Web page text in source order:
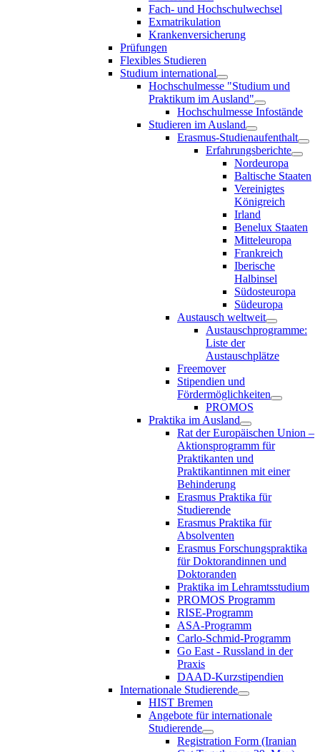
Fach- und Hochschulwechsel
Exmatrikulation
Krankenversicherung
Prüfungen
Flexibles Studieren
Studium international
Hochschulmesse "Studium und
Praktikum im Ausland"
Hochschulmesse Infostände
Studieren im Ausland
Erasmus-Studienaufenthalt
Erfahrungsberichte
Nordeuropa
Baltische Staaten
Vereinigtes
Königreich
Irland
Benelux Staaten
Mitteleuropa
Frankreich
Iberische
Halbinsel
Südosteuropa
Südeuropa
Austausch weltweit
Austauschprogramme:
Liste der
Austauschplätze
Freemover
Stipendien und
Fördermöglichkeiten
PROMOS
Praktika im Ausland
Rat der Europäischen Union –
Aktionsprogramm für
Praktikanten und
Praktikantinnen mit einer
Behinderung
Erasmus Praktika für
Studierende
Erasmus Praktika für
Absolventen
Erasmus Forschungspraktika
für Doktorandinnen und
Doktoranden
Praktika im Lehramtsstudium
PROMOS Programm
RISE-Programm
ASA-Programm
Carlo-Schmid-Programm
Go East - Russland in der
Praxis
DAAD-Kurzstipendien
Internationale Studierende
HIST Bremen
Angebote für internationale
Studierende
Registration Form (Iranian